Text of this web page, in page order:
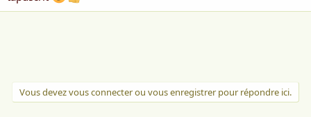
Vous devez vous connecter ou vous enregistrer pour répondre ici.